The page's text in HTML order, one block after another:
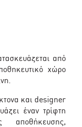
από
χώρο
και designer
έναν τρίφτη